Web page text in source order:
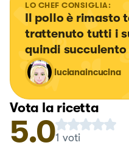
LO CHEF CONSIGLIA:
Il pollo è rimasto
trattenuto tutti i
quindi succulento
lucianaincucina
Vota la ricetta
5.01 voti